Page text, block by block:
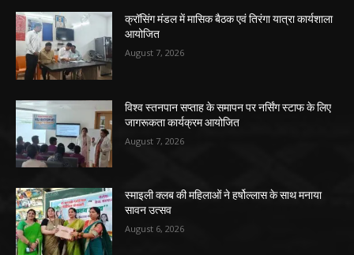
क्रॉसिंग मंडल में मासिक बैठक एवं तिरंगा यात्रा कार्यशाला
आयोजित
August 7, 2026
विश्व स्तनपान सप्ताह के समापन पर नर्सिंग स्टाफ के लिए
जागरूकता कार्यक्रम आयोजित
August 7, 2026
स्माइली क्लब की महिलाओं ने हर्षोल्लास के साथ मनाया
सावन उत्सव
August 6, 2026